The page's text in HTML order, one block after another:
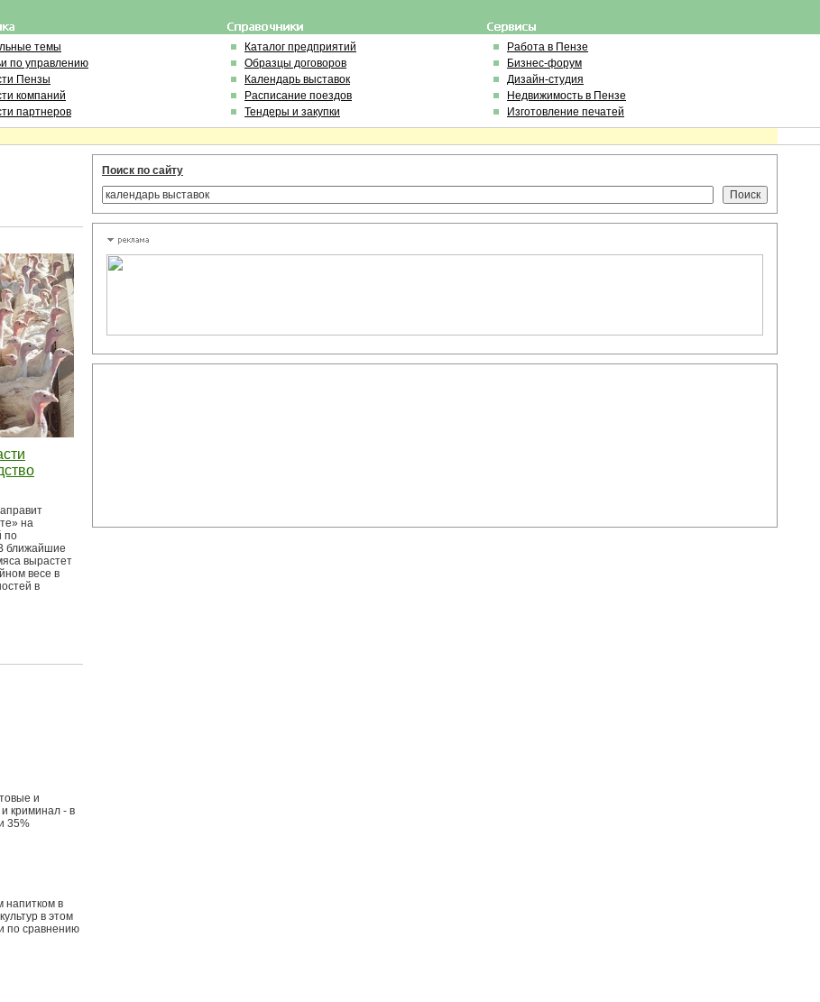
темы
по управлению
Пензы
компаний
партнеров
Каталог предприятий
Образцы договоров
Календарь выставок
Расписание поездов
Тендеры и закупки
Работа в Пензе
Бизнес-форум
Дизайн-студия
Недвижимость в Пензе
Изготовление печатей
на
по
ближайшие
вырастет
весе в
в
и
криминал - в
35%
напитком в
в этом
по сравнению
Поиск по сайту